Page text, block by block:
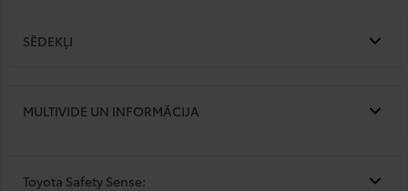
SĒDEKĻI
MULTIVIDE UN INFORMĀCIJA
Toyota Safety Sense: